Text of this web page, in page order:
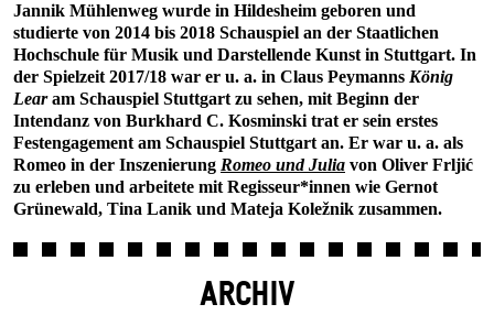
Jannik Mühlenweg wurde in Hildesheim geboren und
studierte von 2014 bis 2018 Schauspiel an der Staatlichen
Hochschule für Musik und Darstellende Kunst in Stuttgart. In
der Spielzeit 2017/18 war er u. a. in Claus Peymanns König
Learam Schauspiel Stuttgart zu sehen, mit Beginn der
Intendanz von Burkhard C. Kosminski trat er sein erstes
Festengagement am Schauspiel Stuttgart an. Er war u. a. als
Romeo in der Inszenierung Romeo und Julia von Oliver Frljić
zu erleben und arbeitete mit Regisseur*innen wie Gernot
Grünewald, Tina Lanik und Mateja Koležnik zusammen.
ARCHIV